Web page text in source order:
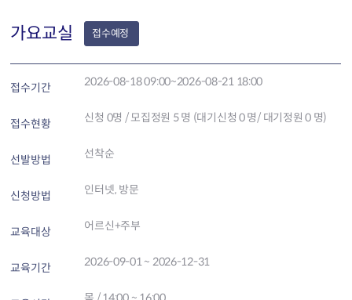
가요교실 접수예정
접수기간 2026-08-18 09:00~2026-08-21 18:00
접수현황 신청 0명 / 모집정원 5 명 (대기신청 0 명/ 대기정원 0 명)
선발방법 선착순
신청방법 인터넷, 방문
교육대상 어르신+주부
교육기간 2026-09-01 ~ 2026-12-31